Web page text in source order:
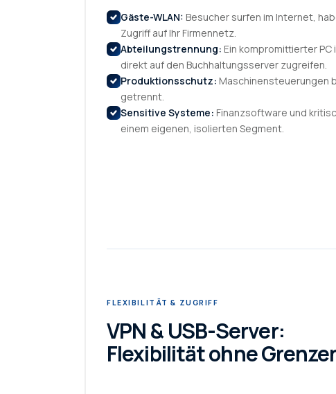
Gäste-WLAN: Besucher surfen im Internet,
Zugriff auf Ihr Firmennetz.
Abteilungstrennung: Ein kompromittierter
direkt auf den Buchhaltungsserver zugreifen.
Produktionsschutz: Maschinensteuerungen
getrennt.
Sensitive Systeme: Finanzsoftware und
einem eigenen, isolierten Segment.
FLEXIBILITÄT & ZUGRIFF
VPN & USB-Server:
Flexibilität ohne